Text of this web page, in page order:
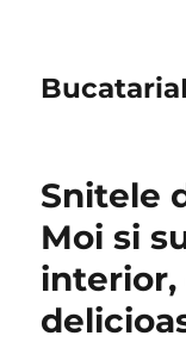
Snitele
Moi si
interior,